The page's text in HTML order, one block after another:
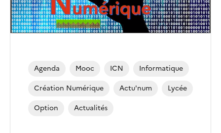
Agenda Mooc ICN
Informatique
Création Numérique
Actu'num
Lycée
Option
Actualités